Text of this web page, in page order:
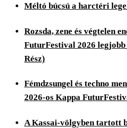
Méltó búcsú a harctéri
Rozsda, zene és végtelen
FuturFestival 2026
Rész)
Fémdzsungel és techno
2026-os Kappa
A Kassai-völgyben tartott